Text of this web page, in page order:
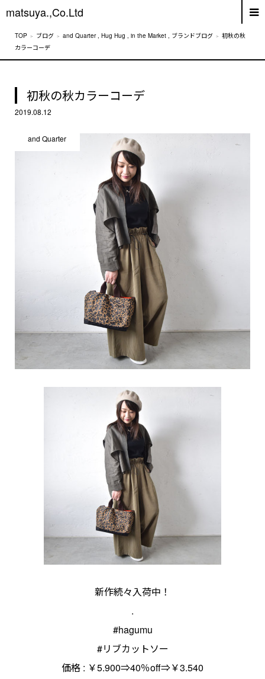
matsuya.,Co.Ltd
ブログ and Quarter , Hug Hug , in the Market , ブランドブログ
初秋の秋
カラーコーデ
初秋の秋カラーコーデ
2019.08.12
and Quarter
新作続々入荷中！
.
#hagumu
#リブカットソー
価格 : ￥5.900⇒40％off⇒￥3.540